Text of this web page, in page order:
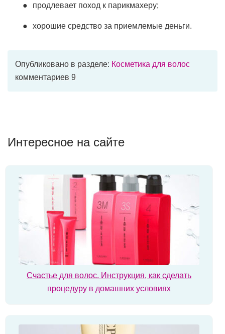
продлевает поход к парикмахеру;
хорошие средство за приемлемые деньги.
Опубликовано в разделе: Косметика для волос
комментариев 9
Интересное на сайте
Счастье для волос. Инструкция, как сделать
процедуру в домашних условиях